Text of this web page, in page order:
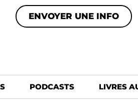
ENVOYER UNE INFO
PODCASTS LIVRES